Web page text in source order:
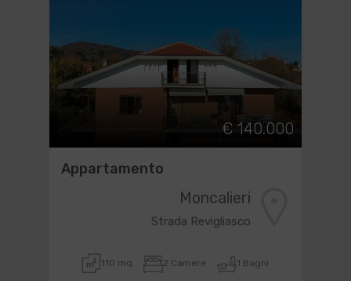
€ 140.000
Appartamento
Moncalieri
Strada Revigliasco
110 mq 2 Camere 1 Bagni